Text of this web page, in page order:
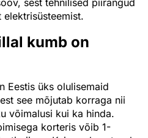
kumb on
Eestis üks olulisemaid
see mõjutab korraga nii
võimalusi kui ka hinda.
korteris võib 1-